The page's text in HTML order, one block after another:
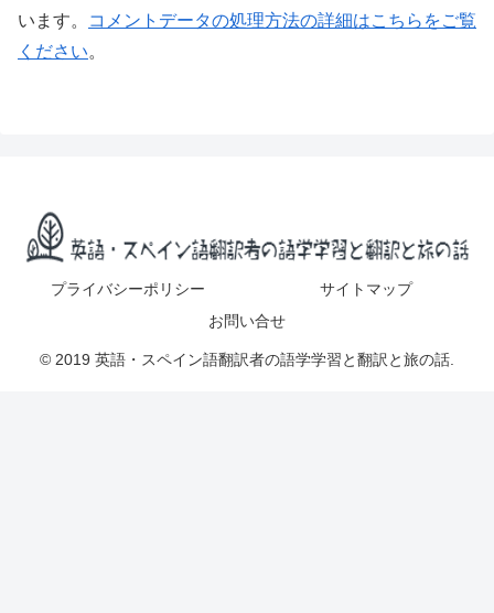
います。
コメントデータの処理方法の詳細はこちらをご覧
ください。
プライバシーポリシー
サイトマップ
お問い合せ
© 2019 英語・スペイン語翻訳者の語学学習と翻訳と旅の話.